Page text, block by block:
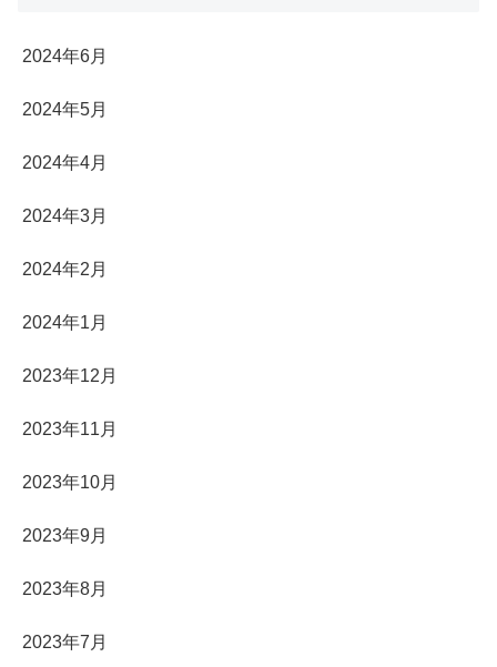
2024年6月
2024年5月
2024年4月
2024年3月
2024年2月
2024年1月
2023年12月
2023年11月
2023年10月
2023年9月
2023年8月
2023年7月